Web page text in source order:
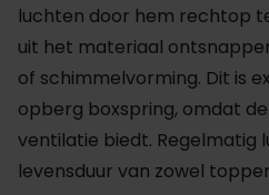
luchten door hem rechtop
uit het materiaal
of schimmelvorming. Dit is
opberg boxspring, omdat
ventilatie biedt. Regelmatig
levensduur van zowel